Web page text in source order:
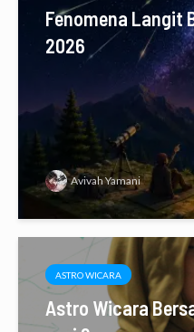
Fenomena Langit
2026
Avivah Yamani
ASTRO WICARA
Astro Wicara